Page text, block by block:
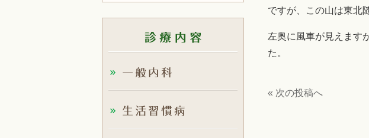
ですが、この山は東北
左奥に風車が見えます
た。
« 次の投稿へ